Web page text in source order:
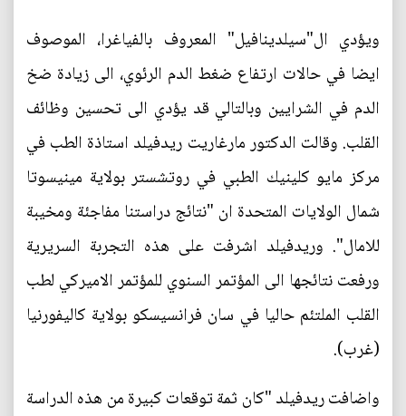
ويؤدي ال"سيلدينافيل" المعروف بالفياغرا، الموصوف
ايضا في حالات ارتفاع ضغط الدم الرئوي، الى زيادة ضخ
الدم في الشرايين وبالتالي قد يؤدي الى تحسين وظائف
القلب. وقالت الدكتور مارغاريت ريدفيلد استاذة الطب في
مركز مايو كلينيك الطبي في روتشستر بولاية مينيسوتا
شمال الولايات المتحدة ان "نتائج دراستنا مفاجئة ومخيبة
للامال". وريدفيلد اشرفت على هذه التجربة السريرية
ورفعت نتائجها الى المؤتمر السنوي للمؤتمر الاميركي لطب
القلب الملتئم حاليا في سان فرانسيسكو بولاية كاليفورنيا
(غرب).
واضافت ريدفيلد "كان ثمة توقعات كبيرة من هذه الدراسة